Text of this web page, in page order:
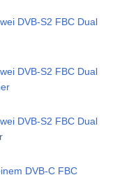
DVB-S2 FBC Dual
DVB-S2 FBC Dual
DVB-S2 FBC Dual
DVB-C FBC